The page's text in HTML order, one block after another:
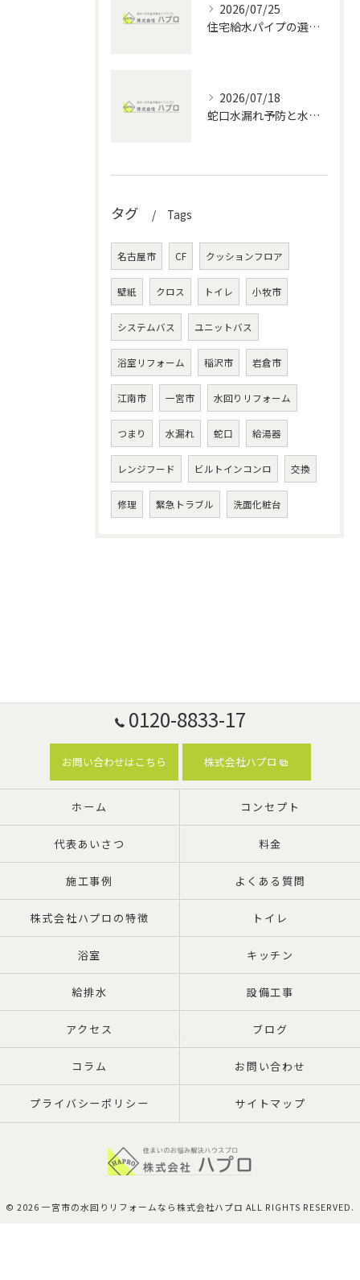
2026/07/25
住宅給水パイプの選び方と愛知県の水回りメンテナンス完全ガイド
2026/07/18
蛇口水漏れ予防と水回りメンテナンスで家計を守る実践ポイント
タグ Tags
名古屋市 CF クッションフロア
壁紙 クロス トイレ 小牧市
システムバス ユニットバス
浴室リフォーム 稲沢市 岩倉市
江南市 一宮市 水回りリフォーム
つまり 水漏れ 蛇口 給湯器
レンジフード ビルトインコンロ 交換
修理 緊急トラブル 洗面化粧台
0120-8833-17
お問い合わせはこちら 株式会社ハプロ
ホーム コンセプト
代表あいさつ 料金
施工事例 よくある質問
株式会社ハプロの特徴 トイレ
浴室 キッチン
給排水 設備工事
アクセス ブログ
コラム お問い合わせ
プライバシーポリシー サイトマップ
© 2026 一宮市の水回りリフォームなら株式会社ハプロ ALL RIGHTS RESERVED.